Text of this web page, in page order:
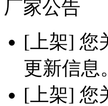
厂家公告
[上架] 您
更新信息
[上架] 您